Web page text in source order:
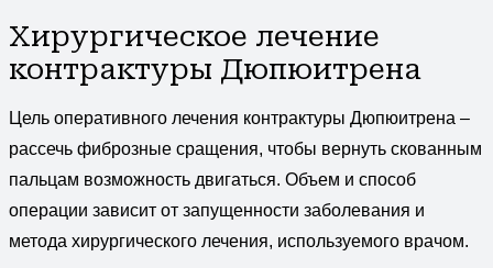
Хирургическое лечение
контрактуры Дюпюитрена
Цель оперативного лечения контрактуры Дюпюитрена –
рассечь фиброзные сращения, чтобы вернуть скованным
пальцам возможность двигаться. Объем и способ
операции зависит от запущенности заболевания и
метода хирургического лечения, используемого врачом.